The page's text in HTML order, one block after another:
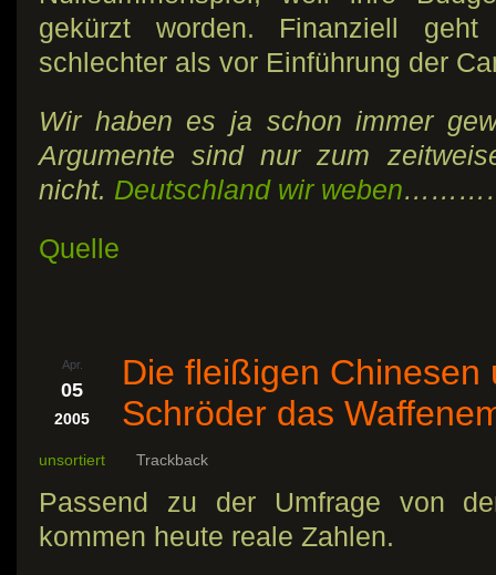
gekürzt worden. Finanziell
schlechter als vor Einführung der
Wir haben es ja schon immer
Argumente sind nur zum
nicht. Deutschland wir weben
Quelle
Apr.
05
2005
Die fleißigen Chinesen
Schröder das
unsortiert Trackback
Passend zu der Umfrage von
kommen heute reale Zahlen.